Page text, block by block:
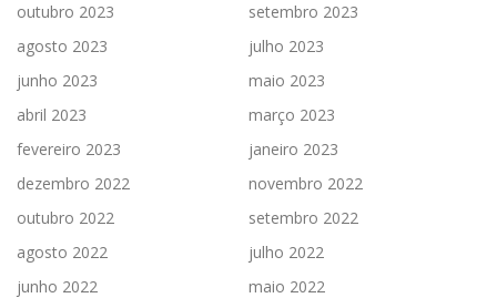
outubro 2023
setembro 2023
agosto 2023
julho 2023
junho 2023
maio 2023
abril 2023
março 2023
fevereiro 2023
janeiro 2023
dezembro 2022
novembro 2022
outubro 2022
setembro 2022
agosto 2022
julho 2022
junho 2022
maio 2022